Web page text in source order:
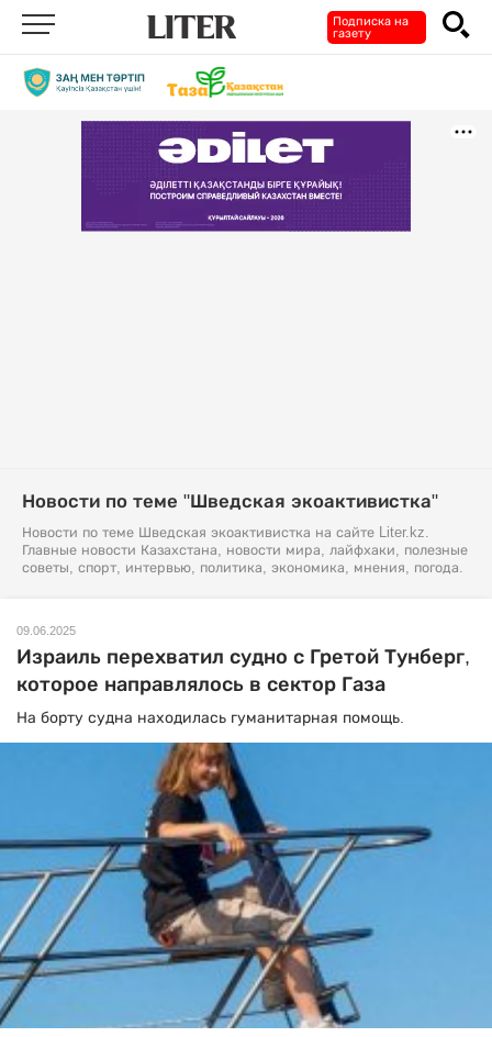
Подписка на
газету
Новости по теме "Шведская экоактивистка"
Новости по теме Шведская экоактивистка на сайте Liter.kz.
Главные новости Казахстана, новости мира, лайфхаки, полезные
советы, спорт, интервью, политика, экономика, мнения, погода.
09.06.2025
Израиль перехватил судно с Гретой Тунберг,
которое направлялось в сектор Газа
На борту судна находилась гуманитарная помощь.